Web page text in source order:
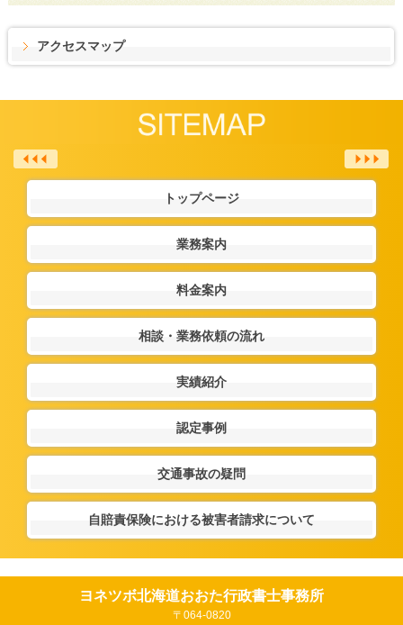
アクセスマップ
トップページ
業務案内
料金案内
相談・業務依頼の流れ
実績紹介
認定事例
交通事故の疑問
自賠責保険における被害者請求について
ヨネツボ北海道おおた行政書士事務所
〒064-0820